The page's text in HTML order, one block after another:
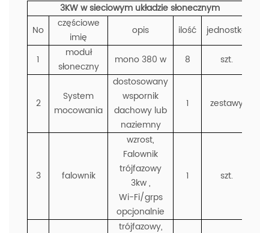
3KW w sieciowym układzie słonecznym
No
częściowe
imię
opis ilość jednostka
1
moduł
słoneczny
mono 380 w 8 szt.
2
System
mocowania
dostosowany
wspornik
dachowy lub
naziemny
1 zestawy
3 falownik
wzrost,
Falownik
trójfazowy
3kw ,
Wi-Fi/grps
opcjonalnie
1 szt.
trójfazowy,